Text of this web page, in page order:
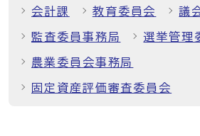
会計課 教育委員会 議
監査委員事務局 選挙管理
農業委員会事務局
固定資産評価審査委員会